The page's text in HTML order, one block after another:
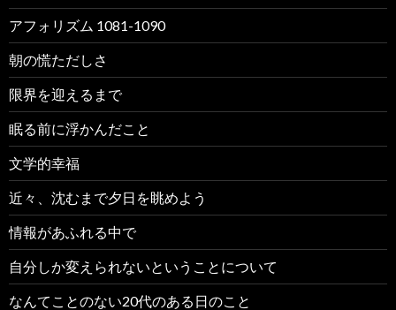
アフォリズム 1081-1090
朝の慌ただしさ
限界を迎えるまで
眠る前に浮かんだこと
文学的幸福
近々、沈むまで夕日を眺めよう
情報があふれる中で
自分しか変えられないということについて
なんてことのない20代のある日のこと